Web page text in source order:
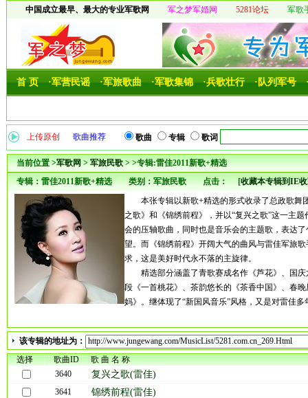
中国成立最早、最大的专业军歌网 军之梦军婚网 5281论坛 军歌
首 页 ·军营民谣 ·军旅歌曲 ·军歌集锦 ·兵歌壮行 ·队列军号
上传原创 歌曲推荐 歌曲 专辑 歌词
当前位置 >军歌网>军旅民歌> >专辑:雷佳2011新歌+精选
专辑：雷佳2011新歌+精选 类别：军旅民歌 点击：[收藏本专辑到IE
本张专辑以新歌+精选的形式收录了总政歌舞
之歌》和《锦绣前程》，并以“复兴之歌”这一主
会的压轴歌曲，同时也是音乐会的主题歌，表达
望。而《锦绣前程》开阔大气的曲风与雷佳军旅
求，这是美好时代永不落的主旋律。
精选部分涵盖了青歌赛成名作《芦花》、国庆
段《一首桃花》、茶韵悠长的《茶香中国》、春
妈》。继体现了“新国风音乐”风格，又是对雷佳
该专辑的地址为：
选择
歌曲ID 歌 曲 名 称
3640
复兴之歌(雷佳)
3641 锦绣前程(雷佳)